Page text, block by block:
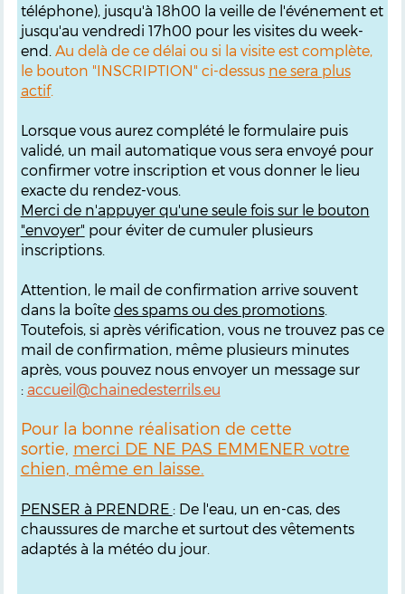
téléphone), jusqu'à 18h00 la veille de l'événement et
jusqu'au vendredi 17h00 pour les visites du week-
end. Au delà de ce délai ou si la visite est complète,
le bouton "INSCRIPTION" ci-dessus ne sera plus
actif.
Lorsque vous aurez complété le formulaire puis
validé, un mail automatique vous sera envoyé pour
confirmer votre inscription et vous donner le lieu
exacte du rendez-vous.
Merci de n'appuyer qu'une seule fois sur le bouton
"envoyer" pour éviter de cumuler plusieurs
inscriptions.
Attention, le mail de confirmation arrive souvent
dans la boîte des spams ou des promotions.
Toutefois, si après vérification, vous ne trouvez pas ce
mail de confirmation, même plusieurs minutes
après, vous pouvez nous envoyer un message sur
: accueil@chainedesterrils.eu
Pour la bonne réalisation de cette
sortie, merci DE NE PAS EMMENER votre
chien, même en laisse.
PENSER à PRENDRE : De l'eau, un en-cas, des
chaussures de marche et surtout des vêtements
adaptés à la météo du jour.